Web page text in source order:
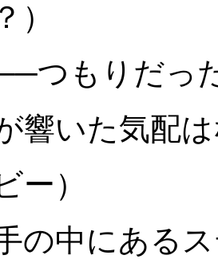
つもりだっ
響いた気配
ー）
の中にある